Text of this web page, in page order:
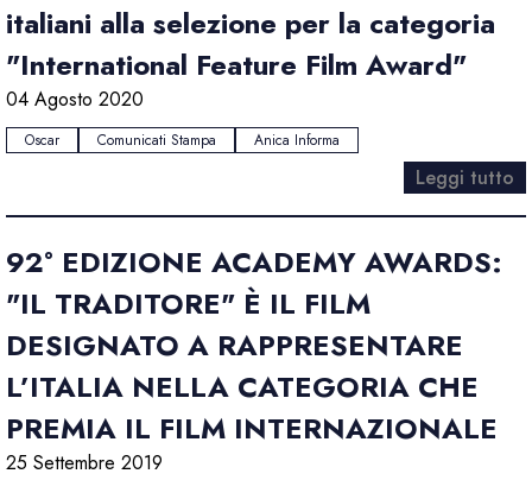
italiani alla selezione per la categoria
"International Feature Film Award"
04 Agosto 2020
Oscar Comunicati Stampa Anica Informa
Leggi tutto
92° EDIZIONE ACADEMY AWARDS:
"IL TRADITORE" È IL FILM
DESIGNATO A RAPPRESENTARE
L’ITALIA NELLA CATEGORIA CHE
PREMIA IL FILM INTERNAZIONALE
25 Settembre 2019